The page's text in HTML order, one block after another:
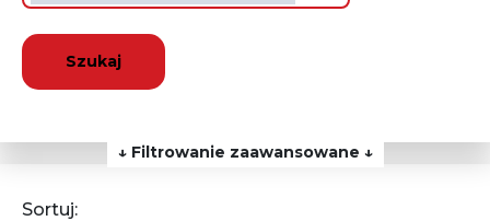
Szukaj
↓ Filtrowanie zaawansowane ↓
Sortuj: